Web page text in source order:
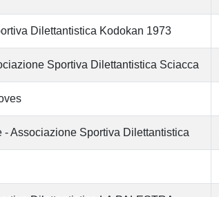
Dilettantistica Kodokan 1973
Sportiva Dilettantistica Sciacca
- Associazione Sportiva Dilettantistica